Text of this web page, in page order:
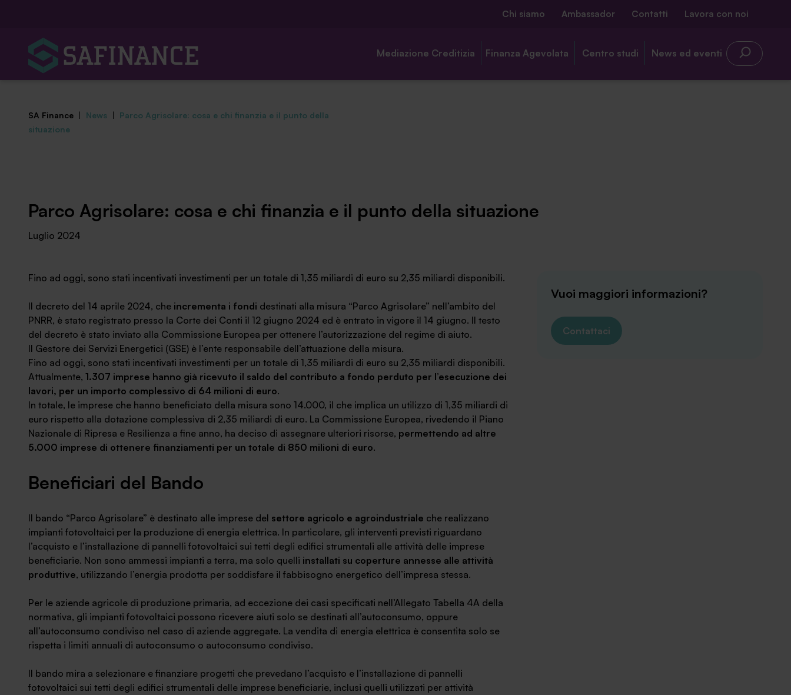
Finanza Agevolata
Centro studi
Contatti
Chi siamo Ambassador Contatti Lavora con noi
Mediazione Creditizia Finanza Agevolata Centro studi News ed eventi
SA Finance | News | Parco Agrisolare: cosa e chi finanzia e il punto della
situazione
Parco Agrisolare: cosa e chi finanzia e il punto della situazione
Luglio 2024
Fino ad oggi, sono stati incentivati investimenti per un totale di 1,35 miliardi di euro su 2,35 miliardi disponibili.
Il decreto del 14 aprile 2024, che incrementa i fondi destinati alla misura “Parco Agrisolare” nell’ambito del
PNRR, è stato registrato presso la Corte dei Conti il 12 giugno 2024 ed è entrato in vigore il 14 giugno. Il testo
del decreto è stato inviato alla Commissione Europea per ottenere l’autorizzazione del regime di aiuto.
Il Gestore dei Servizi Energetici (GSE) è l’ente responsabile dell’attuazione della misura.
Fino ad oggi, sono stati incentivati investimenti per un totale di 1,35 miliardi di euro su 2,35 miliardi disponibili.
Attualmente, 1.307 imprese hanno già ricevuto il saldo del contributo a fondo perduto per l’esecuzione dei
lavori, per un importo complessivo di 64 milioni di euro.
In totale, le imprese che hanno beneficiato della misura sono 14.000, il che implica un utilizzo di 1,35 miliardi di
euro rispetto alla dotazione complessiva di 2,35 miliardi di euro. La Commissione Europea, rivedendo il Piano
Nazionale di Ripresa e Resilienza a fine anno, ha deciso di assegnare ulteriori risorse, permettendo ad altre
5.000 imprese di ottenere finanziamenti per un totale di 850 milioni di euro.
Beneficiari del Bando
Il bando “Parco Agrisolare” è destinato alle imprese del settore agricolo e agroindustriale che realizzano
impianti fotovoltaici per la produzione di energia elettrica. In particolare, gli interventi previsti riguardano
l’acquisto e l’installazione di pannelli fotovoltaici sui tetti degli edifici strumentali alle attività delle imprese
beneficiarie. Non sono ammessi impianti a terra, ma solo quelli installati su coperture annesse alle attività
produttive, utilizzando l’energia prodotta per soddisfare il fabbisogno energetico dell’impresa stessa.
Per le aziende agricole di produzione primaria, ad eccezione dei casi specificati nell’Allegato Tabella 4A della
normativa, gli impianti fotovoltaici possono ricevere aiuti solo se destinati all’autoconsumo, oppure
all’autoconsumo condiviso nel caso di aziende aggregate. La vendita di energia elettrica è consentita solo se
rispetta i limiti annuali di autoconsumo o autoconsumo condiviso.
Il bando mira a selezionare e finanziare progetti che prevedano l’acquisto e l’installazione di pannelli
fotovoltaici sui tetti degli edifici strumentali delle imprese beneficiarie, inclusi quelli utilizzati per attività
Vuoi maggiori informazioni?
Contattaci